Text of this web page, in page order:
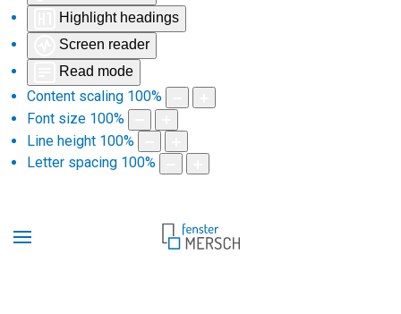
Highlight headings
Screen reader
Read mode
Content scaling 100%
Font size 100%
Line height 100%
Letter spacing 100%